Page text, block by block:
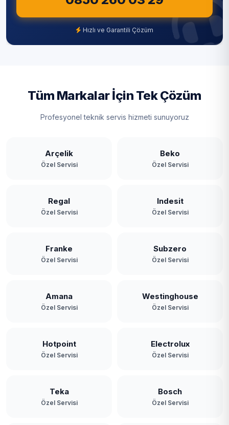
Şişli
Tuzla
Üsküdar
Zeytinburnu
Hızlı ve Garantili Çözüm
Tüm Markalar İçin Tek Çözüm
Profesyonel teknik servis hizmeti sunuyoruz
Arçelik
Özel Servisi
Beko
Özel Servisi
Regal
Özel Servisi
Indesit
Özel Servisi
Franke
Özel Servisi
Subzero
Özel Servisi
Amana
Özel Servisi
Westinghouse
Özel Servisi
Hotpoint
Özel Servisi
Electrolux
Özel Servisi
Teka
Özel Servisi
Bosch
Özel Servisi